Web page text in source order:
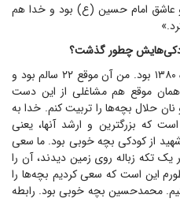
عاشق امام حسین (ع) بود و خدا هم
چطور گذشت؟
پسر شهیدم متولد بیست‌ودوم آذرماه ۱۳۸۰ بود. من آن موقع ۲۲ سالم بود و
همان موقع هم مشاغلی از این دست
حلال بچه‌ها را تربیت کنم. خدا به
که بزرگترین و ارشد آنها، یعنی
از کودکی بچه خوبی بود. ما سعی
یک تکه زباله روی زمین دیدند، آن را
این است که سعی کردیم بچه‌ها را
محمد‌حسین بچه خوبی بود. رابطه